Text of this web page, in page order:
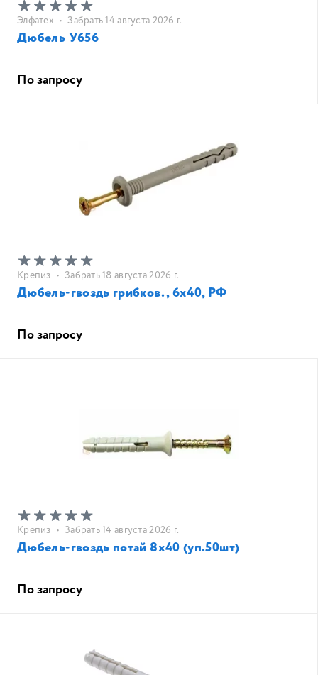
Элфатех • Забрать 14 августа 2026 г.
Дюбель У656
По запросу
Крепиз • Забрать 18 августа 2026 г.
Дюбель-гвоздь грибков., 6х40, РФ
По запросу
Крепиз • Забрать 14 августа 2026 г.
Дюбель-гвоздь потай 8х40 (уп.50шт)
По запросу